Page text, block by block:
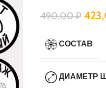
490,00₽
СОСТАВ
ДИАМЕТР